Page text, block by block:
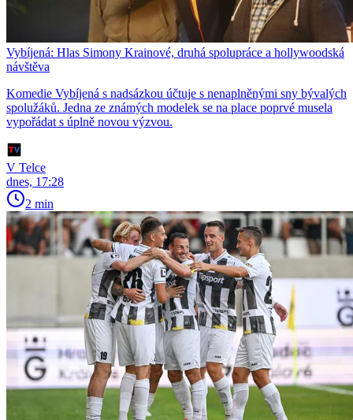
Vybíjená: Hlas Simony Krainové, druhá spolupráce a hollywoodská
návštěva
Komedie Vybíjená s nadsázkou účtuje s nenaplněnými sny bývalých
spolužáků. Jedna ze známých modelek se na place poprvé musela
vypořádat s úplně novou výzvou.
V Telce
dnes, 17:28
2 min